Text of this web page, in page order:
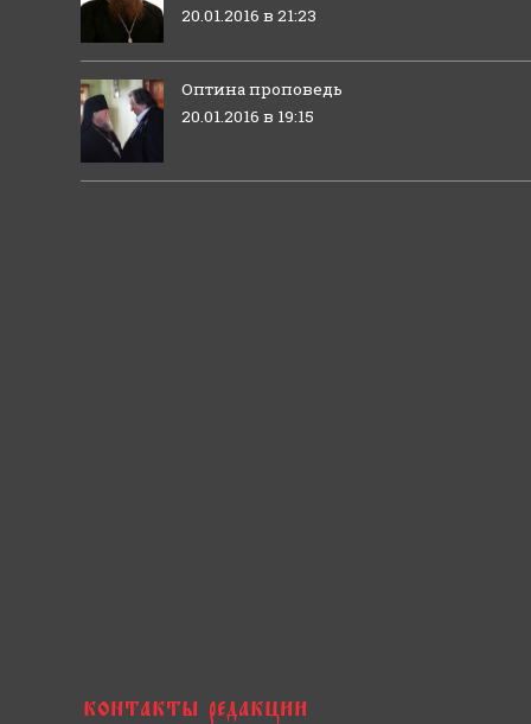
20.01.2016 в 21:23
Оптина проповедь
20.01.2016 в 19:15